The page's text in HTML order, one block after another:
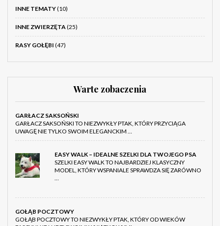
INNE TEMATY(10)
INNE ZWIERZĘTA (25)
RASY GOŁĘBI (47)
Warte zobaczenia
GARŁACZ SAKSOŃSKI
GARŁACZ SAKSOŃSKI TO NIEZWYKŁY PTAK, KTÓRY PRZYCIĄGA
UWAGĘ NIE TYLKO SWOIM ELEGANCKIM …
EASY WALK – IDEALNE SZELKI DLA TWOJEGO PSA
SZELKI EASY WALK TO NAJBARDZIEJ KLASYCZNY
MODEL, KTÓRY WSPANIALE SPRAWDZA SIĘ ZARÓWNO
…
GOŁĄB POCZTOWY
GOŁĄB POCZTOWY TO NIEZWYKŁY PTAK, KTÓRY OD WIEKÓW